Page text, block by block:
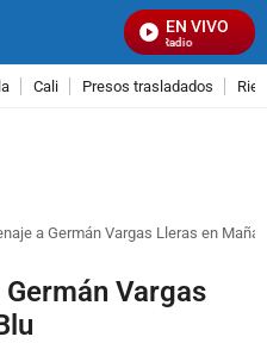
EN VIVO
Señal Visual Radio
Cali Presos trasladados
a Germán Vargas Lleras en
Vargas